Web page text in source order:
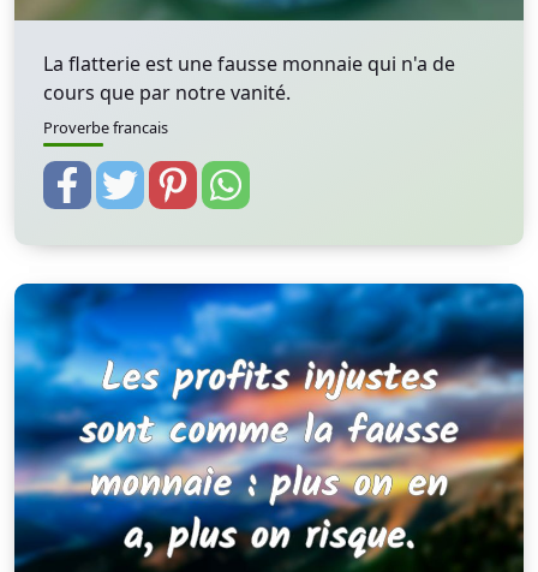
La flatterie est une fausse monnaie qui n'a de
cours que par notre vanité.
Proverbe francais